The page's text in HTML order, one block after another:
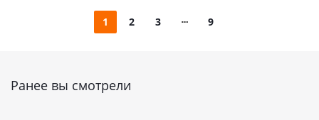
1 2 3 9
Ранее вы смотрели